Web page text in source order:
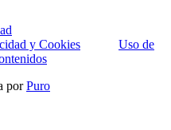
y Cookies
Uso de
porPuro